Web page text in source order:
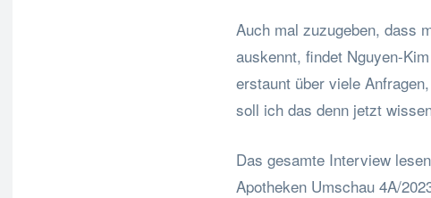
Auch mal zuzugeben, dass
auskennt, findet Nguyen-
erstaunt über viele
soll ich das denn jetzt
Das gesamte Interview
Apotheken Umschau 4A/